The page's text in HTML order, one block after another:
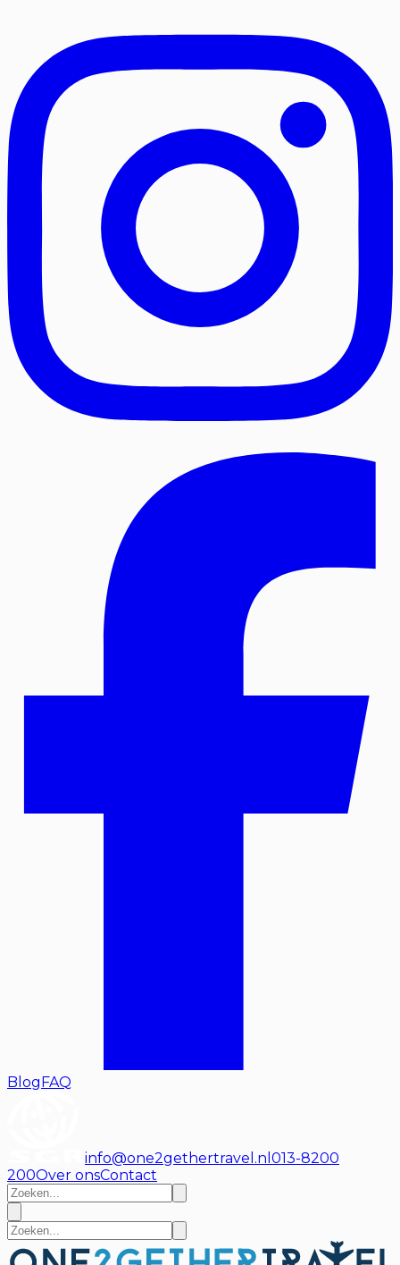
BlogFAQ
info@one2gethertravel.nl 013-8200
200Over onsContact